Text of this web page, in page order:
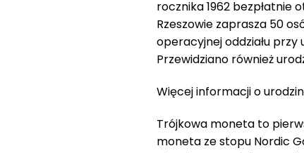
rocznika 1962 bezpłatnie
Rzeszowie zaprasza 50
operacyjnej oddziału przy
Przewidziano również
Więcej informacji o
Trójkowa moneta to
moneta ze stopu Nordic